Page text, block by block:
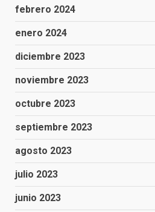
febrero 2024
enero 2024
diciembre 2023
noviembre 2023
octubre 2023
septiembre 2023
agosto 2023
julio 2023
junio 2023